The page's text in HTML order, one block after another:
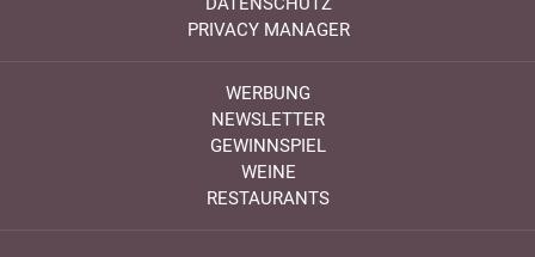
PRIVACY MANAGER
WERBUNG
NEWSLETTER
GEWINNSPIEL
WEINE
RESTAURANTS